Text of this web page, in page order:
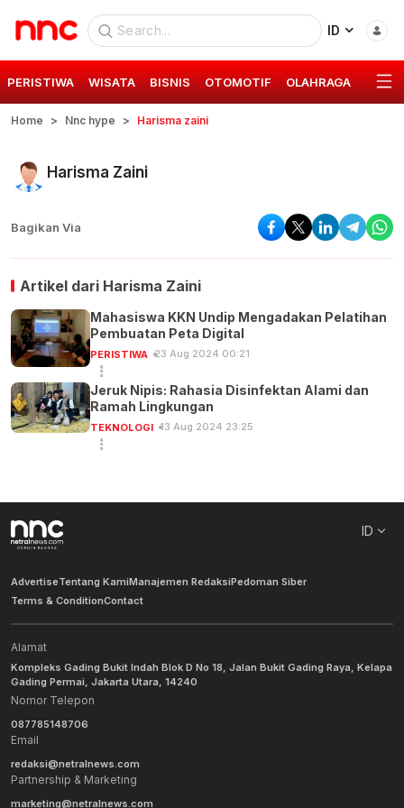
ID
PERISTIWA WISATA BISNIS OTOMOTIF OLAHRAGA GAYA
Home Nnc hype Harisma zaini
Harisma Zaini
Bagikan Via
Artikel dari Harisma Zaini
Mahasiswa KKN Undip Mengadakan Pelatihan
Pembuatan Peta Digital
PERISTIWA 23 Aug 2024 00:21
Jeruk Nipis: Rahasia Disinfektan Alami dan
Ramah Lingkungan
TEKNOLOGI 13 Aug 2024 23:25
ID
AdvertiseTentang KamiManajemen RedaksiPedoman Siber
Terms & ConditionContact
Alamat
Kompleks Gading Bukit Indah Blok D No 18, Jalan Bukit Gading Raya, Kelapa
Gading Permai, Jakarta Utara, 14240
Nomor Telepon
087785148706
Email
redaksi@netralnews.com
Partnership & Marketing
marketing@netralnews.com